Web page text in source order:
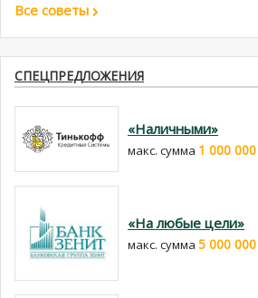
Все советы
СПЕЦПРЕДЛОЖЕНИЯ
«Наличными»
макс. сумма 1 000 000
«На любые цели»
макс. сумма 5 000 000